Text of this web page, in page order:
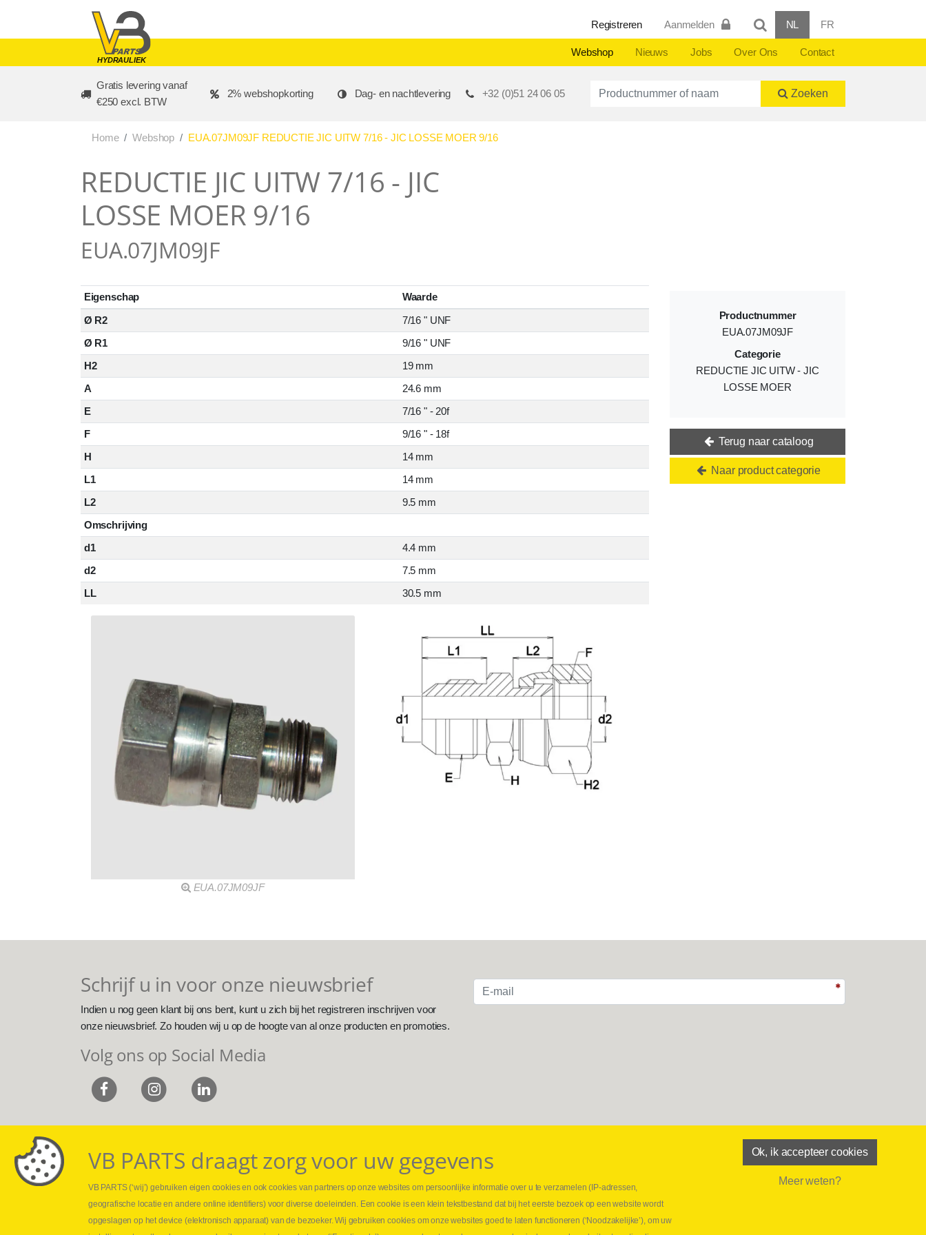
HYDRAULIEK
Registreren Aanmelden NL FR
Webshop Nieuws Jobs Over Ons Contact
Gratis levering vanaf
€250 excl. BTW
2% webshopkorting Dag- en nachtlevering +32 (0)51 24 06 05 Productnummer of naam Zoeken
Home Webshop EUA.07JM09JF REDUCTIE JIC UITW 7/16 - JIC LOSSE MOER 9/16
REDUCTIE JIC UITW 7/16 - JIC
LOSSE MOER 9/16
EUA.07JM09JF
Eigenschap
Waarde
Ø R2
7/16 " UNF
Ø R1
9/16 " UNF
H2
19 mm
A
24.6 mm
E
7/16 " - 20f
F
9/16 " - 18f
H
14 mm
L1
14 mm
L2
9.5 mm
Omschrijving
d1
4.4 mm
d2
7.5 mm
LL
30.5 mm
EUA.07JM09JF
Productnummer
EUA.07JM09JF
Categorie
REDUCTIE JIC UITW - JIC
LOSSE MOER
Terug naar cataloog
Naar product categorie
Schrijf u in voor onze nieuwsbrief
Indien u nog geen klant bij ons bent, kunt u zich bij het registreren inschrijven voor
onze nieuwsbrief. Zo houden wij u op de hoogte van al onze producten en promoties.
Volg ons op Social Media
Webshop
Nieuws
Jobs
Leveringen
Drukcontrole set
Persmaten
⏳ Laatste maand Webtec-promotie!
VB PARTS draagt zorg voor uw gegevens
VB PARTS (‘wij’) gebruiken eigen cookies en ook cookies van partners op onze websites om persoonlijke informatie over u te verzamelen (IP-adressen,
geografische locatie en andere online identifiers) voor diverse doeleinden. Een cookie is een klein tekstbestand dat bij het eerste bezoek op een website wordt
opgeslagen op het device (elektronisch apparaat) van de bezoeker. Wij gebruiken cookies om onze websites goed te laten functioneren (‘Noodzakelijke’), om uw
Ok, ik accepteer cookies
Meer weten?